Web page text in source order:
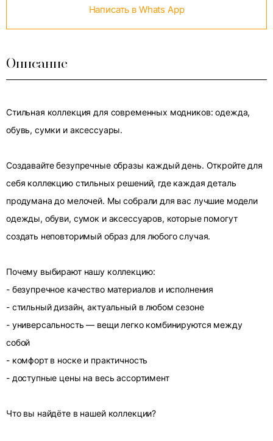
Написать в Whats App
Описание
Стильная коллекция для современных модников: одежда,
обувь, сумки и аксессуары.
Создавайте безупречные образы каждый день. Откройте для
себя коллекцию стильных решений, где каждая деталь
продумана до мелочей. Мы собрали для вас лучшие модели
одежды, обуви, сумок и аксессуаров, которые помогут
создать неповторимый образ для любого случая.
Почему выбирают нашу коллекцию:
- безупречное качество материалов и исполнения
- стильный дизайн, актуальный в любом сезоне
- универсальность — вещи легко комбинируются между
собой
- комфорт в носке и практичность
- доступные цены на весь ассортимент
Что вы найдёте в нашей коллекции?